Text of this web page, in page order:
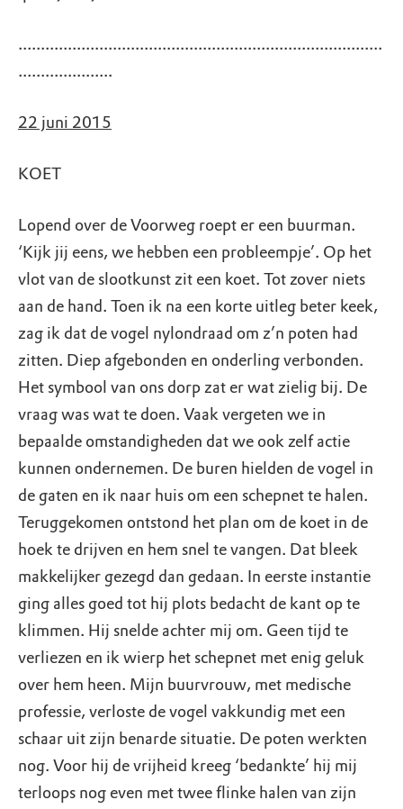
.................................................................................
.....................
22 juni 2015
KOET
Lopend over de Voorweg roept er een buurman.
‘Kijk jij eens, we hebben een probleempje’. Op het
vlot van de slootkunst zit een koet. Tot zover niets
aan de hand. Toen ik na een korte uitleg beter keek,
zag ik dat de vogel nylondraad om z’n poten had
zitten. Diep afgebonden en onderling verbonden.
Het symbool van ons dorp zat er wat zielig bij. De
vraag was wat te doen. Vaak vergeten we in
bepaalde omstandigheden dat we ook zelf actie
kunnen ondernemen. De buren hielden de vogel in
de gaten en ik naar huis om een schepnet te halen.
Teruggekomen ontstond het plan om de koet in de
hoek te drijven en hem snel te vangen. Dat bleek
makkelijker gezegd dan gedaan. In eerste instantie
ging alles goed tot hij plots bedacht de kant op te
klimmen. Hij snelde achter mij om. Geen tijd te
verliezen en ik wierp het schepnet met enig geluk
over hem heen. Mijn buurvrouw, met medische
professie, verloste de vogel vakkundig met een
schaar uit zijn benarde situatie. De poten werkten
nog. Voor hij de vrijheid kreeg ‘bedankte’ hij mij
terloops nog even met twee flinke halen van zijn